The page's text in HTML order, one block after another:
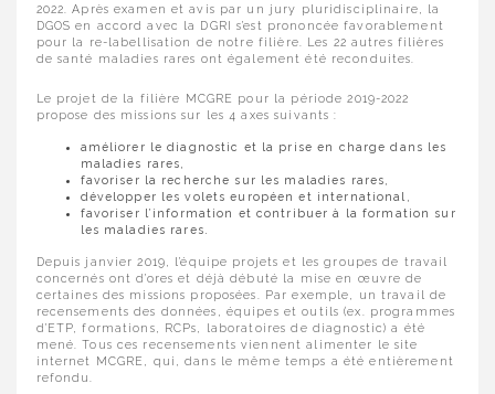
2022. Après examen et avis par un jury pluridisciplinaire, la
DGOS en accord avec la DGRI s’est prononcée favorablement
pour la re-labellisation de notre filière. Les 22 autres filières
de santé maladies rares ont également été reconduites.
Le projet de la filière MCGRE pour la période 2019-2022
propose des missions sur les 4 axes suivants :
améliorer le diagnostic et la prise en charge dans les
maladies rares,
favoriser la recherche sur les maladies rares,
développer les volets européen et international,
favoriser l’information et contribuer à la formation sur
les maladies rares.
Depuis janvier 2019, l’équipe projets et les groupes de travail
concernés ont d’ores et déjà débuté la mise en œuvre de
certaines des missions proposées. Par exemple, un travail de
recensements des données, équipes et outils (ex. programmes
d’ETP, formations, RCPs, laboratoires de diagnostic) a été
mené. Tous ces recensements viennent alimenter le site
internet MCGRE, qui, dans le même temps a été entièrement
refondu.